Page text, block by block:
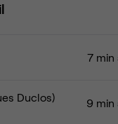
7 min
Duclos) 9 min